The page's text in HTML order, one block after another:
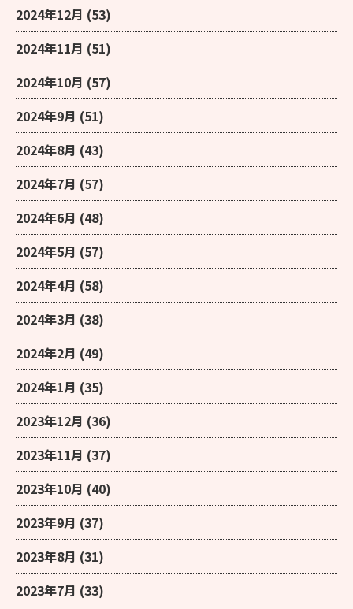
2024年12月 (53)
2024年11月 (51)
2024年10月 (57)
2024年9月 (51)
2024年8月 (43)
2024年7月 (57)
2024年6月 (48)
2024年5月 (57)
2024年4月 (58)
2024年3月 (38)
2024年2月 (49)
2024年1月 (35)
2023年12月 (36)
2023年11月 (37)
2023年10月 (40)
2023年9月 (37)
2023年8月 (31)
2023年7月 (33)